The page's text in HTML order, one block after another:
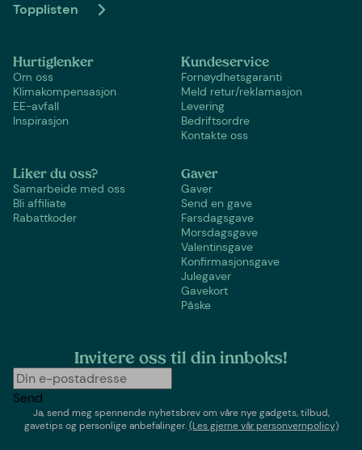
Topplisten
Hurtiglenker
Om oss
Klimakompensasjon
EE-avfall
Inspirasjon
Kundeservice
Fornøydhetsgaranti
Meld retur/reklamasjon
Levering
Bedriftsordre
Kontakte oss
Liker du oss?
Samarbeide med oss
Bli affiliate
Rabattkoder
Gaver
Gaver
Send en gave
Farsdagsgave
Morsdagsgave
Valentinsgave
Konfirmasjonsgave
Julegaver
Gavekort
Påske
Invitere oss til din innboks!
Send
Ja, send meg spennende nyhetsbrev om våre nye gadgets, tilbud,
gavetips og personlige anbefalinger.(Les gjerne vår personvernpolicy)